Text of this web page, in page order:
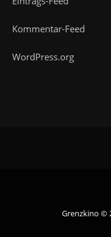
Kommentar-Feed
WordPress.org
Grenzkino ©